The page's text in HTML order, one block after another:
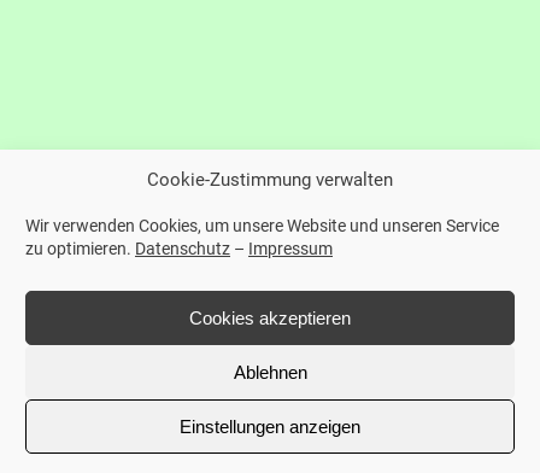
Cookie-Zustimmung verwalten
Wir verwenden Cookies, um unsere Website und unseren Service
zu optimieren. Datenschutz – Impressum
Cookies akzeptieren
Ablehnen
Einstellungen anzeigen